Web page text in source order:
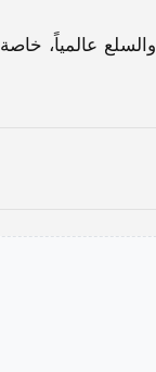
عالمياً،